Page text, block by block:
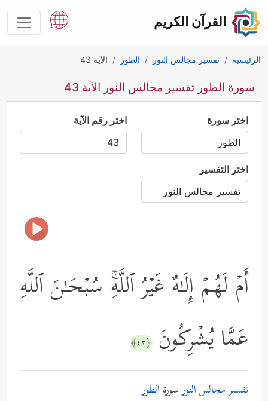
القرآن الكريم
الرئيسية تفسير مجالس النور الطور الآية 43
سورة الطور تفسير مجالس النور الآية 43
اختر سورة اختر رقم الآية
اختر التفسير
أَمۡ لَهُمۡ إِلَـٰهٌ غَیۡرُ ٱللَّهِۚ سُبۡحَـٰنَ ٱللَّهِ
عَمَّا یُشۡرِكُونَ ﴿٤٣﴾
تفسير مجالس النورسورة الطور